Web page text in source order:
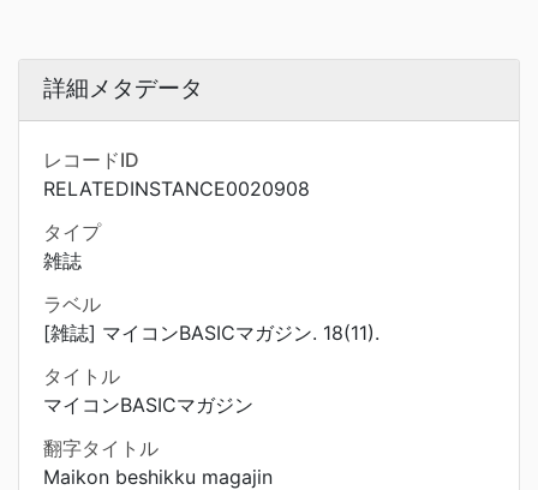
詳細メタデータ
レコードID
RELATEDINSTANCE0020908
タイプ
雑誌
ラベル
[雑誌] マイコンBASICマガジン. 18(11).
タイトル
マイコンBASICマガジン
翻字タイトル
Maikon beshikku magajin